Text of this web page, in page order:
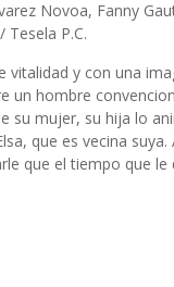
Novoa, Fanny
Tesela P.C.
vitalidad y con una
un hombre
su mujer, su hija lo
que es vecina
que el tiempo que le